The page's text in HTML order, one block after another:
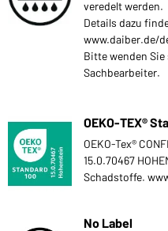
veredelt werden.
Details dazu
www.daiber.de/
Bitte wenden
Sachbearbeiter.
OEKO-TEX®
OEKO-Tex®
15.0.70467
Schadstoffe.
No Label